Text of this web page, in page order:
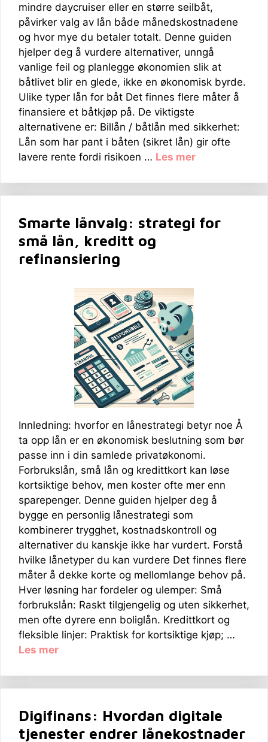
mindre daycruiser eller en større seilbåt,
påvirker valg av lån både månedskostnadene
og hvor mye du betaler totalt. Denne guiden
hjelper deg å vurdere alternativer, unngå
vanlige feil og planlegge økonomien slik at
båtlivet blir en glede, ikke en økonomisk byrde.
Ulike typer lån for båt Det finnes flere måter å
finansiere et båtkjøp på. De viktigste
alternativene er: Billån / båtlån med sikkerhet:
Lån som har pant i båten (sikret lån) gir ofte
lavere rente fordi risikoen … Les mer
Smarte lånvalg: strategi for
små lån, kreditt og
refinansiering
Innledning: hvorfor en lånestrategi betyr noe Å
ta opp lån er en økonomisk beslutning som bør
passe inn i din samlede privatøkonomi.
Forbrukslån, små lån og kredittkort kan løse
kortsiktige behov, men koster ofte mer enn
sparepenger. Denne guiden hjelper deg å
bygge en personlig lånestrategi som
kombinerer trygghet, kostnadskontroll og
alternativer du kanskje ikke har vurdert. Forstå
hvilke lånetyper du kan vurdere Det finnes flere
måter å dekke korte og mellomlange behov på.
Hver løsning har fordeler og ulemper: Små
forbrukslån: Raskt tilgjengelig og uten sikkerhet,
men ofte dyrere enn boliglån. Kredittkort og
fleksible linjer: Praktisk for kortsiktige kjøp; …
Les mer
Digifinans: Hvordan digitale
tjenester endrer lånekostnader